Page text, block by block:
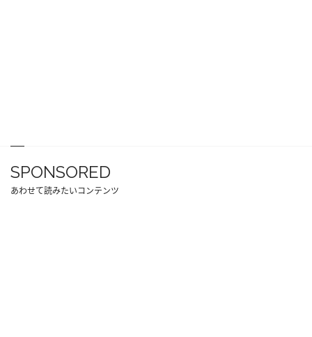
SPONSORED
あわせて読みたいコンテンツ